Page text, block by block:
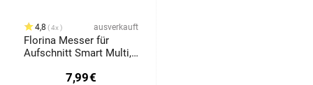
4,8 4x ausverkauft
Florina Messer für
Aufschnitt Smart Multi,
7,99€